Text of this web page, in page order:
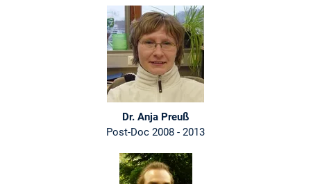
Dr. Anja Preuß
Post-Doc 2008 - 2013